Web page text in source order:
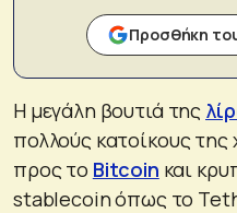
Προσθήκη
Η μεγάλη βουτιά της
πολλούς κατοίκους
προς το Bitcoin και
stablecoin όπως το